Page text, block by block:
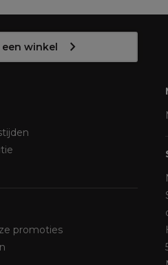
winkel
promoties